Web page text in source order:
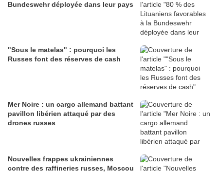
Bundeswehr déployée dans leur pays
"Sous le matelas" : pourquoi les
Russes font des réserves de cash
Mer Noire : un cargo allemand battant
pavillon libérien attaqué par des
drones russes
Nouvelles frappes ukrainiennes
contre des raffineries russes, Moscou